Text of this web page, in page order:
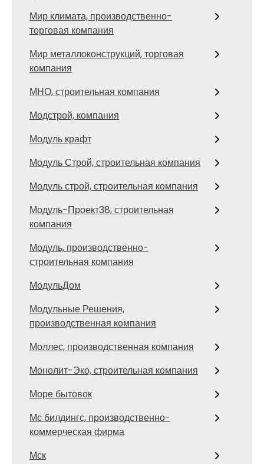
Мир климата, производственно-
торговая компания
Мир металлоконструкций, торговая
компания
МНО, строительная компания
Модстрой, компания
Модуль крафт
Модуль Строй, строительная компания
Модуль строй, строительная компания
Модуль-Проект38, строительная
компания
Модуль, производственно-
строительная компания
МодульДом
Модульные Решения,
производственная компания
Моллес, производственная компания
Монолит-Эко, строительная компания
Море бытовок
Мс билдингс, производственно-
коммерческая фирма
Мск